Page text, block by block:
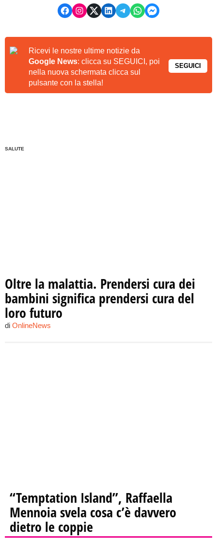
Ricevi le nostre ultime notizie da
Google News: clicca su SEGUICI, poi
nella nuova schermata clicca sul
pulsante con la stella!
SEGUICI
SALUTE
Oltre la malattia. Prendersi cura dei
bambini significa prendersi cura del
loro futuro
di OnlineNews
“Temptation Island”, Raffaella
Mennoia svela cosa c’è davvero
dietro le coppie